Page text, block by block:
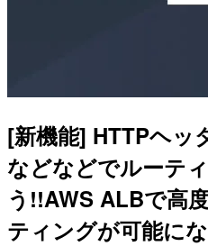
[新機能] HTTPヘッ
などなどでルーテ
う!!AWS ALBで高
ティングが可能に